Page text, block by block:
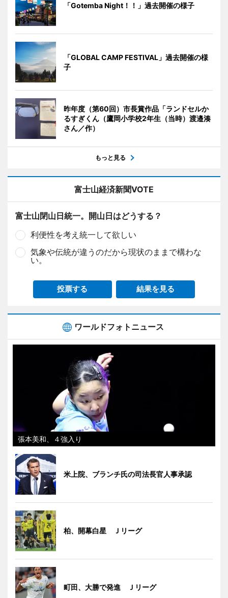
「Gotemba Night！！」過去開催の様子
「GLOBAL CAMP FESTIVAL」過去開催の様
子
昨年度（第60回）市長賞作品「ランドセルか
るすぎくん（鷹岡小学校2年生（当時）渡邉湊
さん／作）
もっと見る
富士山経済新聞VOTE
富士山閉山日統一。開山日はどうする？
利便性を考え統一して欲しい
気象や伝統が違うのだから現状のままで構わな
い。
投票する 結果を見る
ワールドフォトニュース
張本美和、４強入り
米上院、ブランチ氏の司法長官人事承認
柏、開幕白星 Ｊリーグ
町田、大勝で発進 Ｊリーグ